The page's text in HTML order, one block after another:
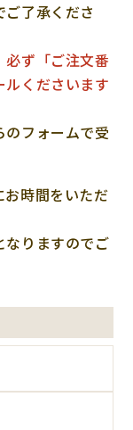
了承くださ
ず「ご注文番
くださいます
フォームで受
時間をいただ
なりますのでご